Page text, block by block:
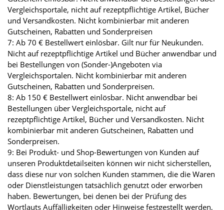
Vergleichsportale, nicht auf rezeptpflichtige Artikel, Bücher
und Versandkosten. Nicht kombinierbar mit anderen
Gutscheinen, Rabatten und Sonderpreisen
7: Ab 70 € Bestellwert einlösbar. Gilt nur für Neukunden.
Nicht auf rezeptpflichtige Artikel und Bücher anwendbar und
bei Bestellungen von (Sonder-)Angeboten via
Vergleichsportalen. Nicht kombinierbar mit anderen
Gutscheinen, Rabatten und Sonderpreisen.
8: Ab 150 € Bestellwert einlösbar. Nicht anwendbar bei
Bestellungen über Vergleichsportale, nicht auf
rezeptpflichtige Artikel, Bücher und Versandkosten. Nicht
kombinierbar mit anderen Gutscheinen, Rabatten und
Sonderpreisen.
9: Bei Produkt- und Shop-Bewertungen von Kunden auf
unseren Produktdetailseiten können wir nicht sicherstellen,
dass diese nur von solchen Kunden stammen, die die Waren
oder Dienstleistungen tatsächlich genutzt oder erworben
haben. Bewertungen, bei denen bei der Prüfung des
Wortlauts Auffälligkeiten oder Hinweise festgestellt werden,